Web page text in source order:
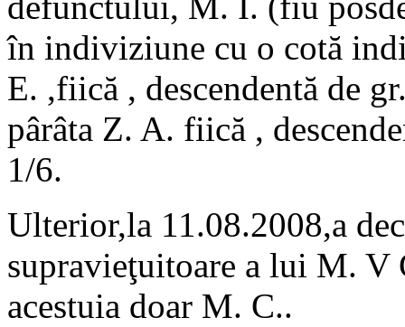
în indiviziune cu o cotă
E. ,fiică , descendentă de
pârâta Z. A. fiică ,
1/6.
Ulterior,la 11.08.2008,a
supravieţuitoare a lui M. V
acestuia doar M. C..